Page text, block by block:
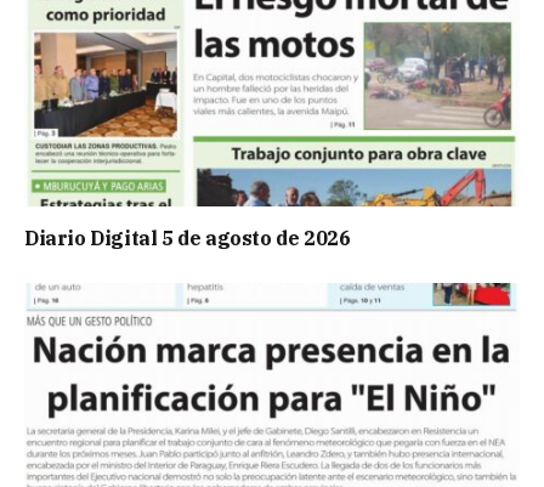
Diario Digital 5 de agosto de 2026